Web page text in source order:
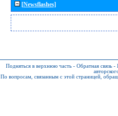
[Newsflashes]
Подняться в верхнюю часть - Обратная связь -
По вопросам, связанным с этой страницей,